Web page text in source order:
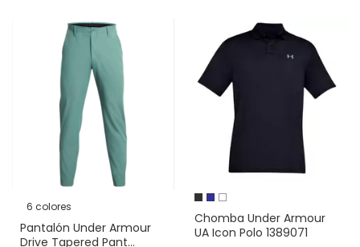
6 colores
Pantalón Under Armour
Drive Tapered Pant
Chomba Under Armour
UA Icon Polo 1389071